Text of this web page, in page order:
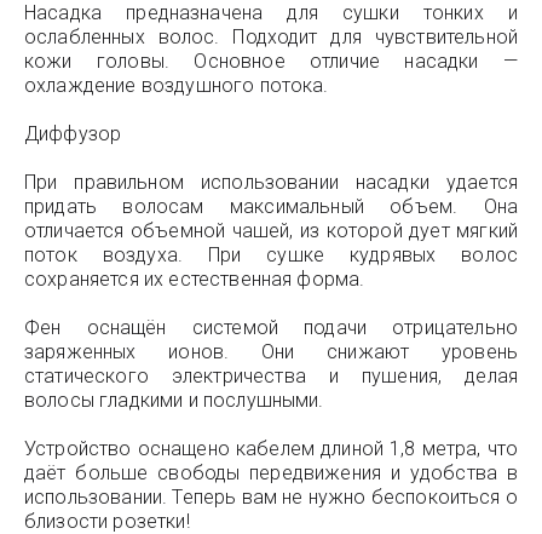
Насадка предназначена для сушки тонких и
ослабленных волос. Подходит для чувствительной
кожи головы. Основное отличие насадки —
охлаждение воздушного потока.
Диффузор
При правильном использовании насадки удается
придать волосам максимальный объем. Она
отличается объемной чашей, из которой дует мягкий
поток воздуха. При сушке кудрявых волос
сохраняется их естественная форма.
Фен оснащён системой подачи отрицательно
заряженных ионов. Они снижают уровень
статического электричества и пушения, делая
волосы гладкими и послушными.
Устройство оснащено кабелем длиной 1,8 метра, что
даёт больше свободы передвижения и удобства в
использовании. Теперь вам не нужно беспокоиться о
близости розетки!